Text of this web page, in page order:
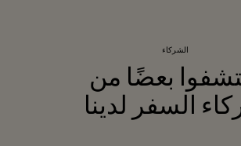
الشركاء
بعضًا من
السفر لدينا